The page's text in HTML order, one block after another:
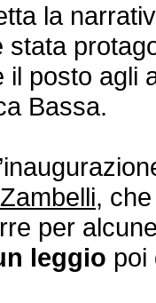
la
stata
il posto agli
Bassa.
,
per
leggio poi